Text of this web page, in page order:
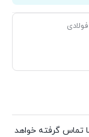
بعد با شما تماس گرفته خواهد